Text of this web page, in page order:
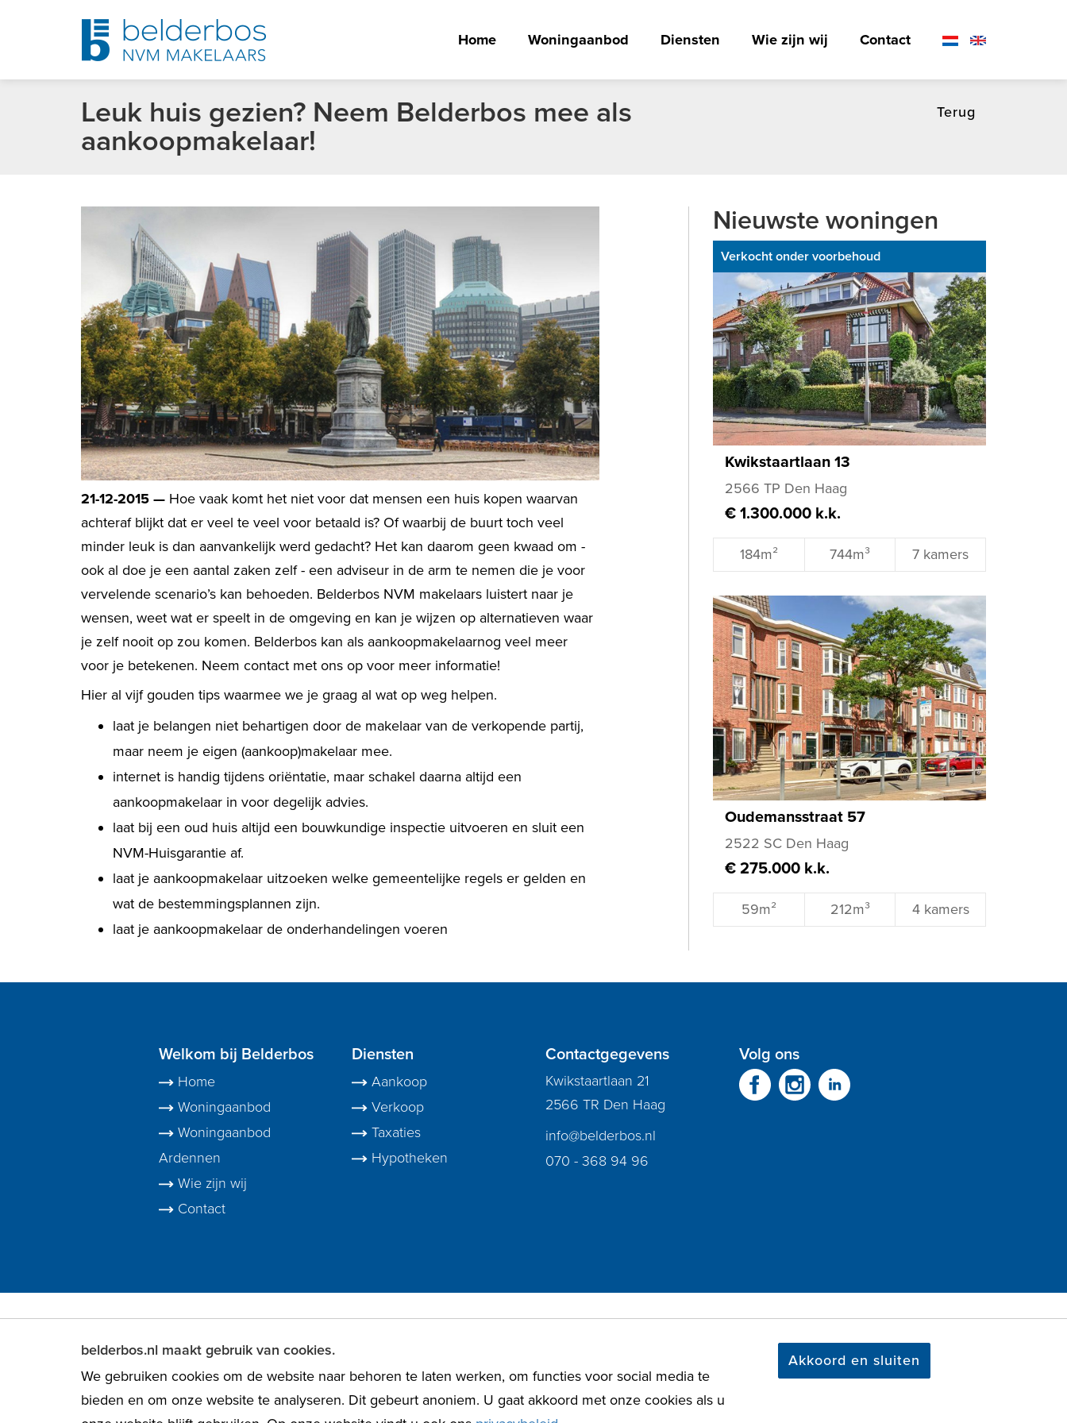
belderbos.nl maakt gebruik van cookies.
We gebruiken cookies om de website naar behoren te laten werken, om functies voor social media te
bieden en om onze website te analyseren. Dit gebeurt anoniem. U gaat akkoord met onze cookies als u
Akkoord en sluiten
Home Woningaanbod Diensten Wie zijn wij Contact
Leuk huis gezien? Neem Belderbos mee als
aankoopmakelaar!
Terug
21-12-2015 — Hoe vaak komt het niet voor dat mensen een huis kopen waarvan
achteraf blijkt dat er veel te veel voor betaald is? Of waarbij de buurt toch veel
minder leuk is dan aanvankelijk werd gedacht? Het kan daarom geen kwaad om -
ook al doe je een aantal zaken zelf - een adviseur in de arm te nemen die je voor
vervelende scenario’s kan behoeden. Belderbos NVM makelaars luistert naar je
wensen, weet wat er speelt in de omgeving en kan je wijzen op alternatieven waar
je zelf nooit op zou komen. Belderbos kan als aankoopmakelaarnog veel meer
voor je betekenen. Neem contact met ons op voor meer informatie!
Hier al vijf gouden tips waarmee we je graag al wat op weg helpen.
laat je belangen niet behartigen door de makelaar van de verkopende partij,
maar neem je eigen (aankoop)makelaar mee.
internet is handig tijdens oriëntatie, maar schakel daarna altijd een
aankoopmakelaar in voor degelijk advies.
laat bij een oud huis altijd een bouwkundige inspectie uitvoeren en sluit een
NVM-Huisgarantie af.
laat je aankoopmakelaar uitzoeken welke gemeentelijke regels er gelden en
wat de bestemmingsplannen zijn.
laat je aankoopmakelaar de onderhandelingen voeren
Nieuwste woningen
Verkocht onder voorbehoud
Kwikstaartlaan 13
2566 TP Den Haag
€ 1.300.000 k.k.
184m² 744m³ 7 kamers
Oudemansstraat 57
2522 SC Den Haag
€ 275.000 k.k.
59m² 212m³ 4 kamers
Welkom bij Belderbos
Home
Woningaanbod
Woningaanbod
Ardennen
Wie zijn wij
Contact
Diensten
Aankoop
Verkoop
Taxaties
Hypotheken
Contactgegevens
Kwikstaartlaan 21
2566 TR Den Haag
info@belderbos.nl
070 - 368 94 96
Volg ons
© 2026 Belderbos NVM Makelaars |Privacybeleid| Wwft|Website door OGonline